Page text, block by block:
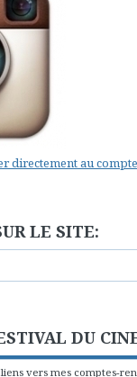
directement au
LE SITE:
DU
vers mes comptes-